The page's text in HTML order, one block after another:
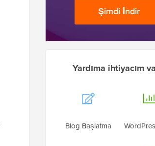
Şimdi İndir
Yardıma ihtiyacım
Blog Başlatma